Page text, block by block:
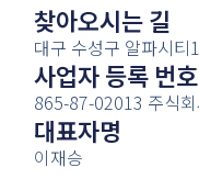
찾아오시는 길
대구 수성구 알파시
사업자 등록 번호
865-87-02013 주식
대표자명
이재승